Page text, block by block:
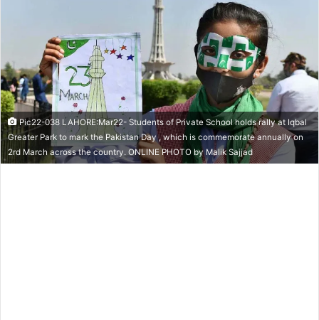
Pic22-038 LAHORE:Mar22- Students of Private School holds rally at Iqbal
Greater Park to mark the Pakistan Day , which is commemorate annually on
2rd March across the country. ONLINE PHOTO by Malik Sajjad